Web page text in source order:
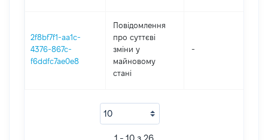
2f8bf7f1-aa1c-
4376-867c-
f6ddfc7ae0e8
Повідомлення
про суттєві
зміни y
майновому
стані
-
1 - 10 з 26